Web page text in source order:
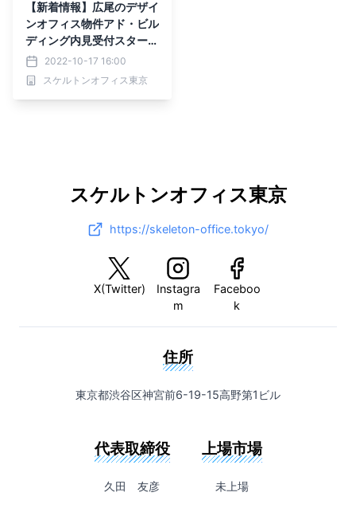
【新着情報】広尾のデザイ
ンオフィス物件アド・ビル
ディング内見受付スター
ト！2022-10-17 16:00
スケルトンオフィス東京
スケルトンオフィス東京
https://skeleton-office.tokyo/
X(Twitter)
Instagra
m
Faceboo
k
住所
東京都渋谷区神宮前6-19-15高野第1ビル
代表取締役
久田 友彦
上場市場
未上場